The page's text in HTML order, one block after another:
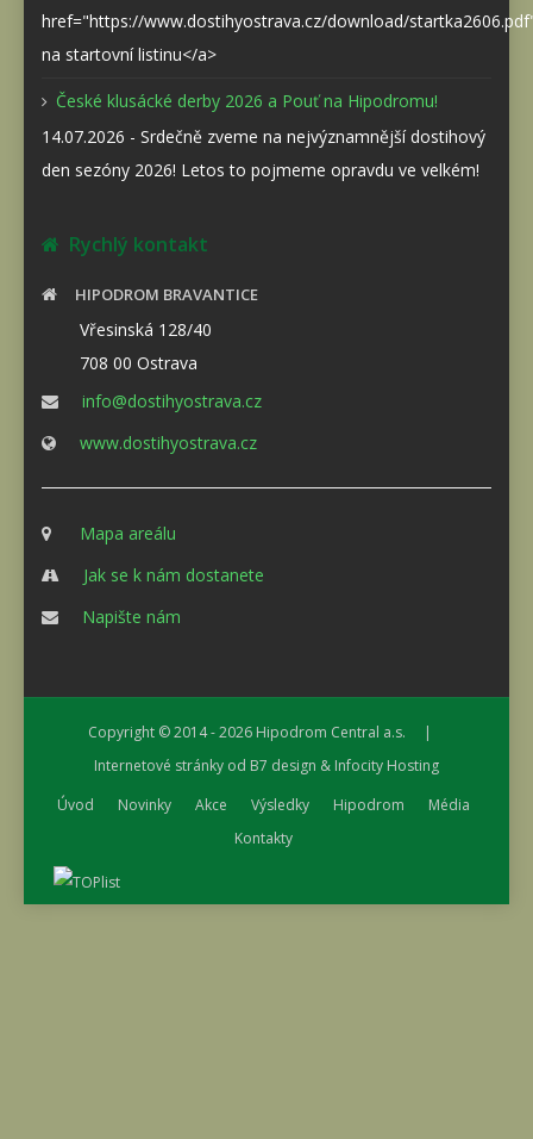
href="https://www.dostihyostrava.cz/download/
na startovní listinu</a>
České klusácké derby 2026 a Pouť na Hipodromu!
14.07.2026 - Srdečně zveme na nejvýznamnější dostihový
den sezóny 2026! Letos to pojmeme opravdu ve velkém!
Rychlý kontakt
HIPODROM BRAVANTICE
Vřesinská 128/40
708 00 Ostrava
info@dostihyostrava.cz
www.dostihyostrava.cz
Mapa areálu
Jak se k nám dostanete
Napište nám
Copyright © 2014 - 2026 Hipodrom Central a.s. |
Internetové stránky od B7 design & Infocity Hosting
Úvod
Novinky Akce Výsledky Hipodrom
Média
Kontakty